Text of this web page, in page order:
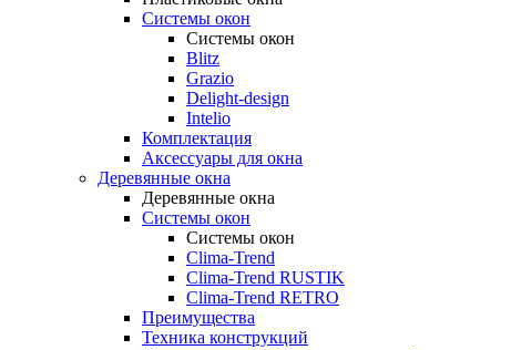
Системы окон
Системы окон
Blitz
Grazio
Delight-design
Intelio
Комплектация
Аксессуары для окна
Деревянные окна
Деревянные окна
Системы окон
Системы окон
Clima-Trend
Clima-Trend RUSTIK
Clima-Trend RETRO
Преимущества
Техника конструкций